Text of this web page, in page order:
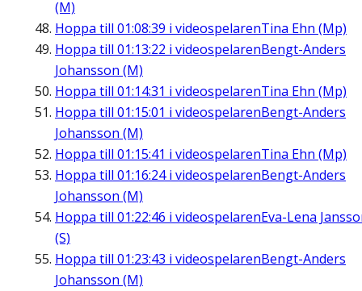
(M)
Hoppa till 01:08:39 i videospelarenTina Ehn (Mp)
Hoppa till 01:13:22 i videospelarenBengt-Anders
Johansson (M)
Hoppa till 01:14:31 i videospelarenTina Ehn (Mp)
Hoppa till 01:15:01 i videospelarenBengt-Anders
Johansson (M)
Hoppa till 01:15:41 i videospelarenTina Ehn (Mp)
Hoppa till 01:16:24i videospelarenBengt-Anders
Johansson (M)
Hoppa till 01:22:46 i videospelarenEva-Lena
(S)
Hoppa till 01:23:43 i videospelarenBengt-Anders
Johansson (M)